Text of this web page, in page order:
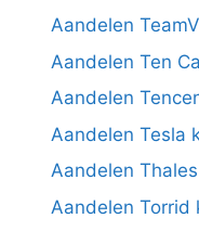
Aandelen
Aandelen Ten
Aandelen
Aandelen Tesla
Aandelen
Aandelen Torrid